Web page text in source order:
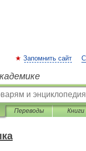
Запомнить сайт
Переводы Книги